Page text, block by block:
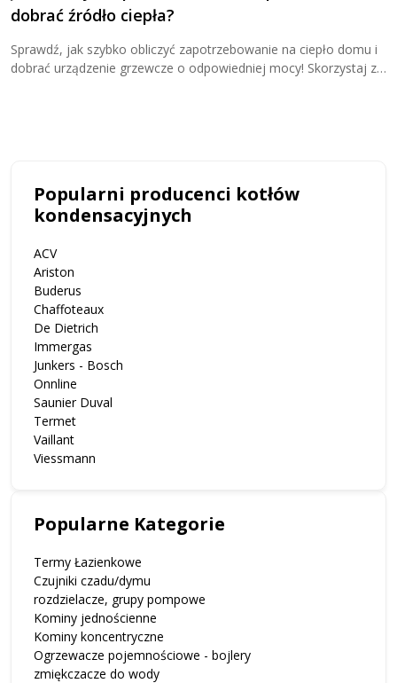
dobrać źródło ciepła?
Sprawdź, jak szybko obliczyć zapotrzebowanie na ciepło domu i
dobrać urządzenie grzewcze o odpowiedniej mocy! Skorzystaj z
Popularni producenci kotłów
kondensacyjnych
ACV
Ariston
Buderus
Chaffoteaux
De Dietrich
Immergas
Junkers - Bosch
Onnline
Saunier Duval
Termet
Vaillant
Viessmann
Popularne Kategorie
Termy Łazienkowe
Czujniki czadu/dymu
rozdzielacze, grupy pompowe
Kominy jednościenne
Kominy koncentryczne
Ogrzewacze pojemnościowe - bojlery
zmiękczacze do wody